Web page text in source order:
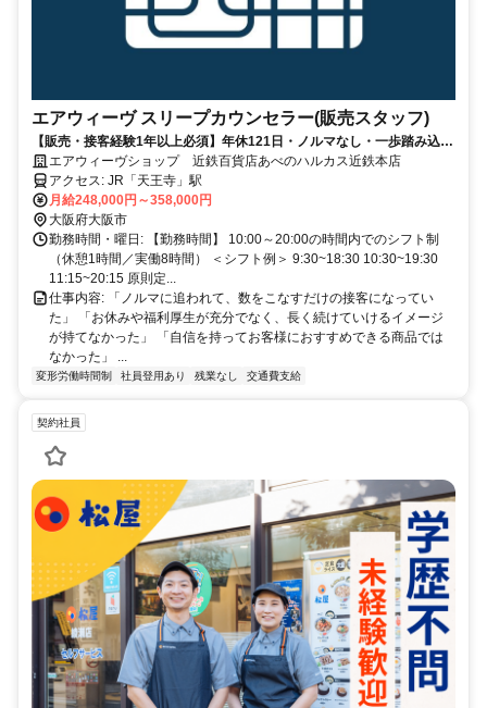
エアウィーヴ スリープカウンセラー(販売スタッフ)
【販売・接客経験1年以上必須】年休121日・ノルマなし・一歩踏み込ん
だ提案に挑戦するカウンセラー☆
エアウィーヴショップ 近鉄百貨店あべのハルカス近鉄本店
アクセス: JR「天王寺」駅
月給248,000円～358,000円
大阪府大阪市
勤務時間・曜日: 【勤務時間】 10:00～20:00の時間内でのシフト制
（休憩1時間／実働8時間） ＜シフト例＞ 9:30~18:30 10:30~19:30
11:15~20:15 原則定...
仕事内容: 「ノルマに追われて、数をこなすだけの接客になってい
た」 「お休みや福利厚生が充分でなく、長く続けていけるイメージ
が持てなかった」 「自信を持ってお客様におすすめできる商品では
なかった」 ...
変形労働時間制 社員登用あり 残業なし 交通費支給
契約社員